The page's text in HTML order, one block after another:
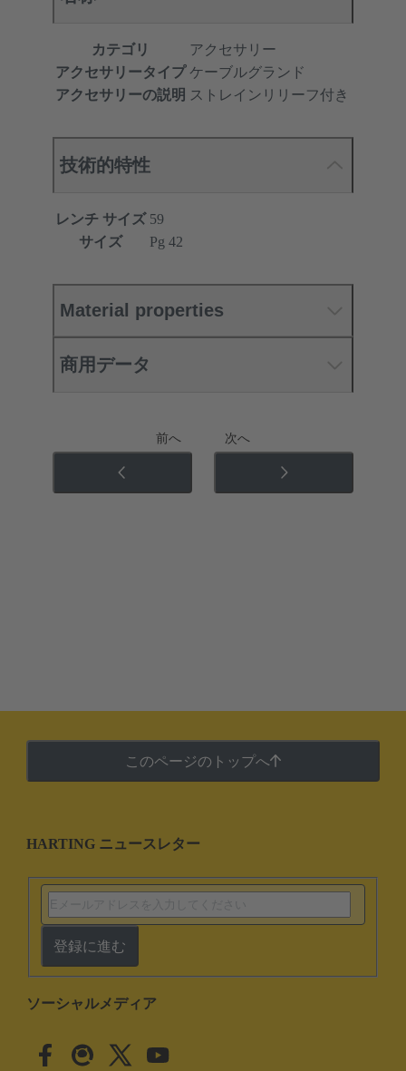
カテゴリ
アクセサリー
アクセサリータイプ ケーブルグランド
アクセサリーの説明 ストレインリリーフ付き
技術的特性
レンチ サイズ 59
サイズ
Pg 42
Material properties
商用データ
前へ 次へ
このページのトップへ
HARTING ニュースレター
登録に進む
ソーシャルメディア